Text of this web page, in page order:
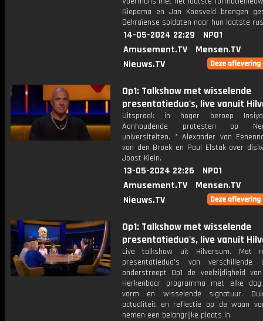
Riepema en Jan Koesveld brengen
Oekraïense soldaten naar hun laatste
14-05-2024 22:29
NPO1
Amusement.TV
Mensen.TV
Nieuws.TV
Op1: Talkshow met wisselende
presentatieduo's, live vanuit
Uitspraak in hoger beroep
Aanhoudende protesten op
universiteiten. * Alexander van
van den Broek en Paul Elstak over
Joost Klein.
13-05-2024 22:26
NPO1
Amusement.TV
Mensen.TV
Nieuws.TV
Op1: Talkshow met wisselende
presentatieduo's, live vanuit
Live talkshow uit Hilversum. Met
presentatieduo's van verschillende
onderstreept Op1 de veelzijdigheid
Herkenbaar programma met elke
vorm en wisselende signatuur.
actualiteit en reflectie op de waan
nemen een belangrijke plaats in.